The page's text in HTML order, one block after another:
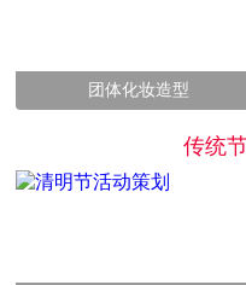
团体化妆造型
传统